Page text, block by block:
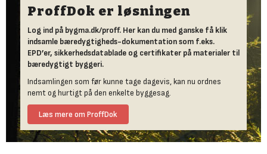
ProffDok er løsningen
Log ind på bygma.dk/proff. Her kan du med ganske få klik
indsamle bæredygtigheds-dokumentation som f.eks.
EPD’er, sikkerhedsdatablade og certifikater på materialer til
bæredygtigt byggeri.
Indsamlingen som før kunne tage dagevis, kan nu ordnes
nemt og hurtigt på den enkelte byggesag.
Læs mere om ProffDok